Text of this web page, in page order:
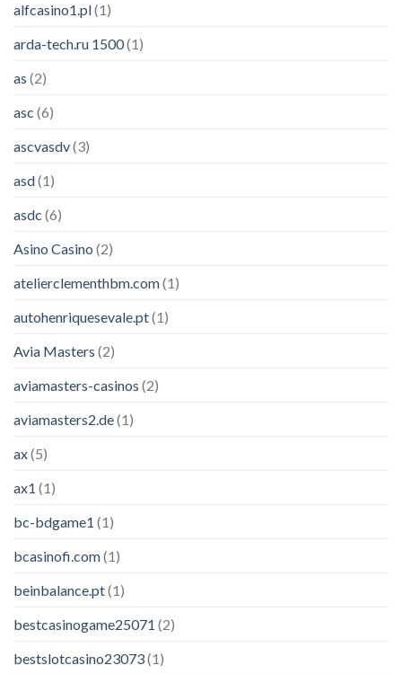
alfcasino1.pl(1)
arda-tech.ru 1500(1)
as (2)
asc (6)
ascvasdv(3)
asd(1)
asdc (6)
Asino Casino (2)
atelierclementhbm.com(1)
autohenriquesevale.pt(1)
Avia Masters (2)
aviamasters-casinos (2)
aviamasters2.de(1)
ax(5)
ax1 (1)
bc-bdgame1 (1)
bcasinofi.com(1)
beinbalance.pt(1)
bestcasinogame25071 (2)
bestslotcasino23073(1)